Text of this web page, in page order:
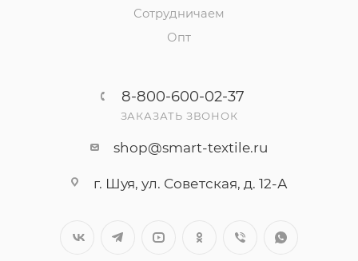
Сотрудничаем
Опт
8-800-600-02-37
ЗАКАЗАТЬ ЗВОНОК
shop@smart-textile.ru
г. Шуя, ул. Советская, д. 12-А